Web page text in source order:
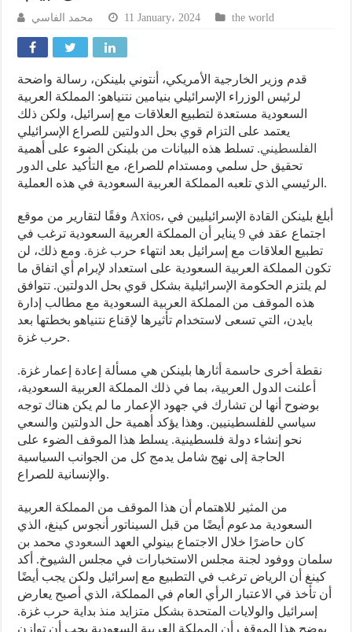
محمد الفاسي 11 January، 2024 the world
قدم وزير الخارجية الأمريكي، أنتوني بلينكن، رسالة واضحة
لرئيس الوزراء الإسرائيلي بنيامين نتنياهو: المملكة العربية
السعودية مستعدة لتطبيع العلاقات مع إسرائيل، ولكن ذلك
يعتمد على التزام قوي بحل الدولتين للصراع الإسرائيلي
الفلسطيني. تسلط هذه البيانات من بلينكن الضوء على أهمية
تحقيق حل سلمي ومستدام للصراع، مع التأكيد على الدور
الرئيسي الذي تلعبه المملكة العربية السعودية في هذه العملية.
وفقًا لتقارير من موقع Axios، أبلغ بلينكن القادة الإسرائيليين في
اجتماع عقد في 9 يناير أن المملكة العربية السعودية ترغب في
تطبيع العلاقات مع إسرائيل بعد انتهاء حرب غزة. ومع ذلك، لن
تكون المملكة العربية السعودية على استعداد لإبرام أي اتفاق ما
لم يلتزم الحكومة الإسرائيلية بشكل قوي بحل الدولتين. تتوافق
هذه الموقف من المملكة العربية السعودية مع مطالب إدارة
بايدن، التي تسعى لاستخدام تأثيرها لإقناع نتنياهو بخطتها بعد
حرب غزة.
نقطة أخرى حاسمة أثارها بلينكن هي مسألة إعادة إعمار غزة.
أعلنت الدول العربية، بما في ذلك المملكة العربية السعودية،
بوضوح أنها لن تشارك في جهود الإعمار ما لم يكن هناك توجه
سياسي للفلسطينيين. وهذا يؤكد أهمية حل الدولتين والسعي
نحو إنشاء دولة فلسطينية. يسلط هذا الموقف الضوء على
الحاجة إلى نهج شامل يدمج كل من الجوانب السياسية
والإنسانية للصراع.
من المثير للاهتمام أن هذا الموقف من المملكة العربية
السعودية مدعوم أيضًا من قبل السيناتور أنجوس كينغ، الذي
كان حاضرًا خلال الاجتماع بينولي العهد السعودي محمد بن
سلمان ووفود لجنة مجلس الاستخبارات في مجلس الشيوخ. أكد
كينغ أن الرياض ترغب في التطبيع مع إسرائيل ولكن يجب أيضًا
أن تأخذ في الاعتبار الرأي العام في المملكة، الذي أصبح يعارض
إسرائيل والولايات المتحدة بشكل متزايد منذ بداية حرب غزة.
يوضح هذا الموقف أن المملكة العربية السعودية يجب أن توازن